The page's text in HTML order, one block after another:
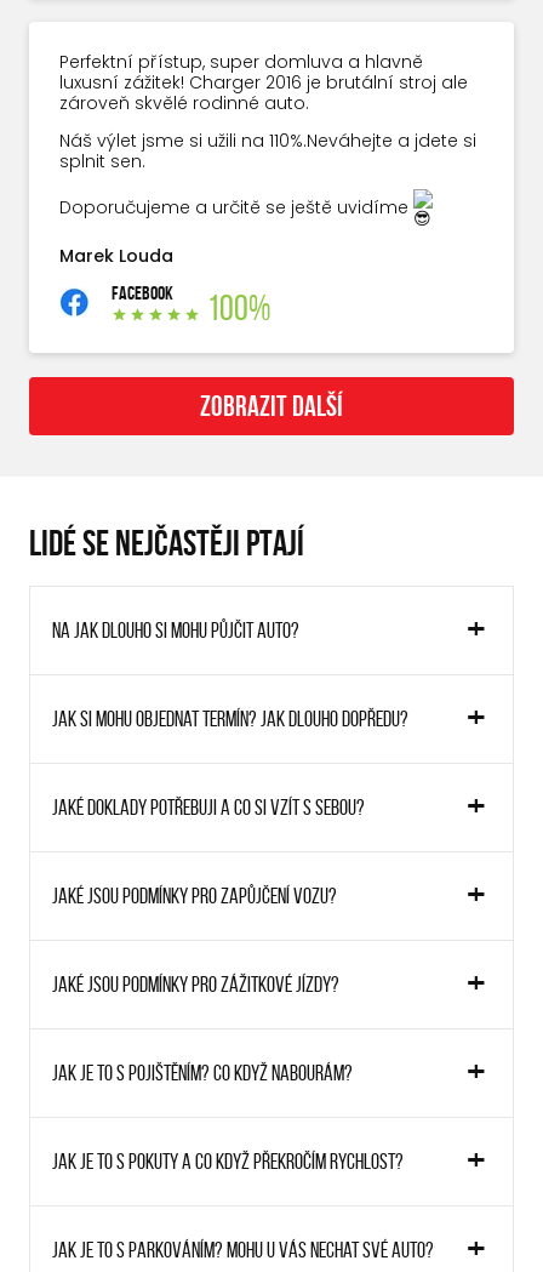
Perfektní přístup, super domluva a hlavně
luxusní zážitek! Charger 2016 je brutální stroj ale
zároveň skvělé rodinné auto.
Náš výlet jsme si užili na 110%.Neváhejte a jdete si
splnit sen.
Doporučujeme a určitě se ještě uvidíme
Marek Louda
FACEBOOK 100%
ZOBRAZIT DALŠÍ
LIDÉ SE NEJČASTĚJI PTAJÍ
Na jak dlouho si mohu půjčit auto?
Jak si mohu objednat termín? Jak dlouho dopředu?
Jaké doklady potřebuji a co si vzít s sebou?
Jaké jsou podmínky pro zapůjčení vozu?
Jaké jsou podmínky pro zážitkové jízdy?
Jak je to s pojištěním? Co když nabourám?
Jak je to s pokuty a co když překročím rychlost?
Jak je to s parkováním? Mohu u vás nechat své auto?